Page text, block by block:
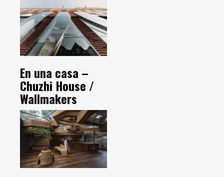
En una casa –
Chuzhi House /
Wallmakers